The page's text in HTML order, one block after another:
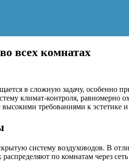
всех комнатах
в сложную задачу, особенно
климат-контроля, равномерно
требованиями к эстетике
систему воздуховодов. В
по комнатам через